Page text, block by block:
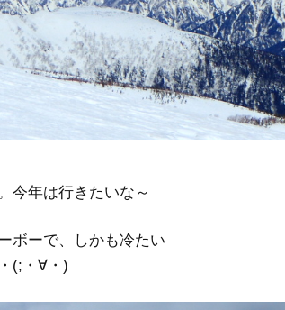
今年は行きたいな～
ボーで、しかも冷たい
(;・∀・)